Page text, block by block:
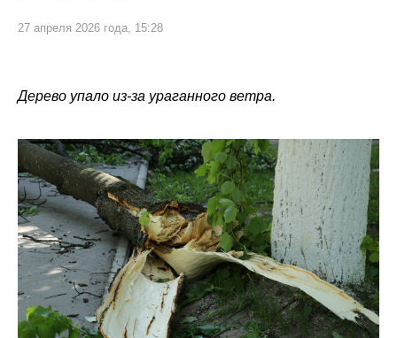
27 апреля 2026 года, 15:28
Дерево упало из-за ураганного ветра.